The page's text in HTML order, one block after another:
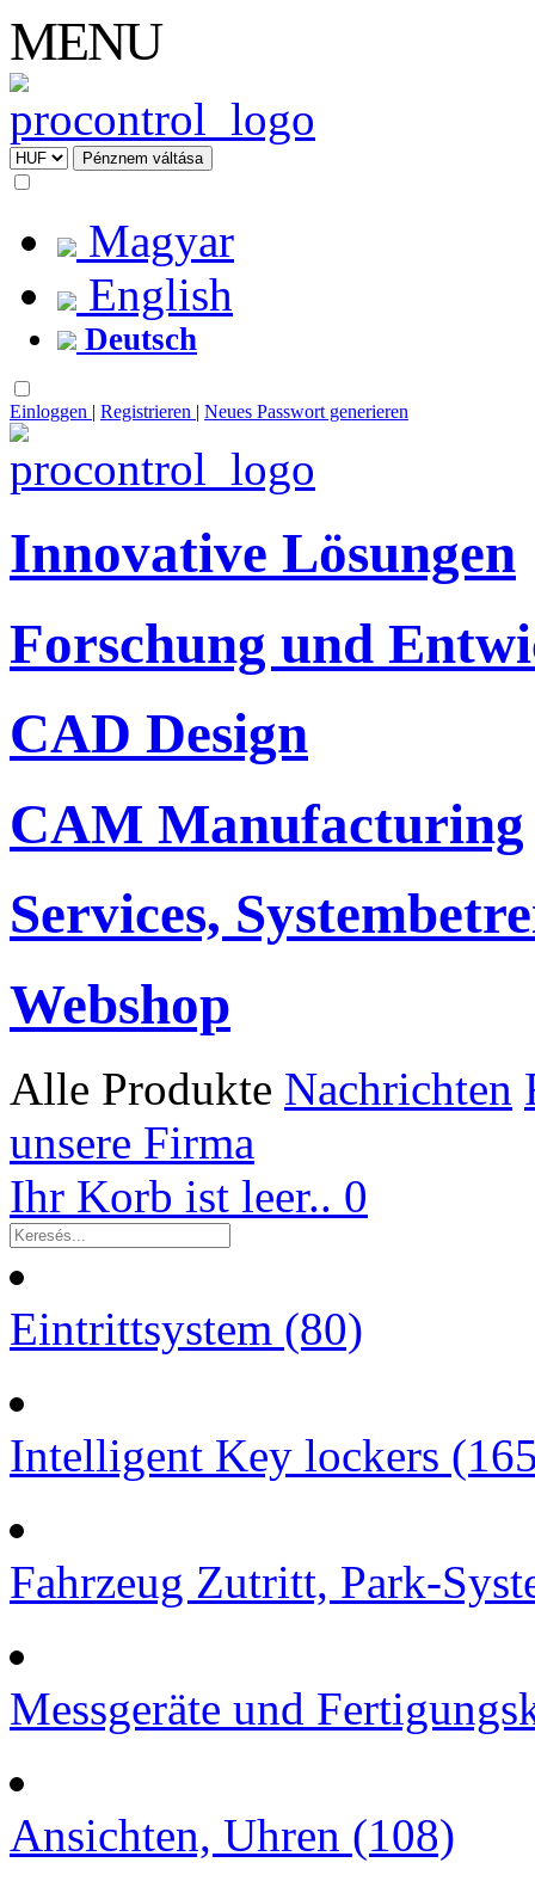
MENU
Magyar
English
Deutsch
Einloggen | Registrieren | Neues Passwort generieren
Innovative Lösungen
Forschung und
CAD Design
CAM Manufacturing
Services,
Webshop
Alle Produkte Nachrichten
unsere Firma
Ihr Korb ist leer.. 0
Eintrittsystem (80)
Intelligent Key lockers
Fahrzeug Zutritt, Park-
Messgeräte und
Ansichten, Uhren (108)